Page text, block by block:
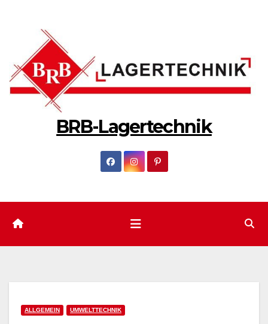
BRB-Lagertechnik
ALLGEMEIN UMWELTTECHNIK